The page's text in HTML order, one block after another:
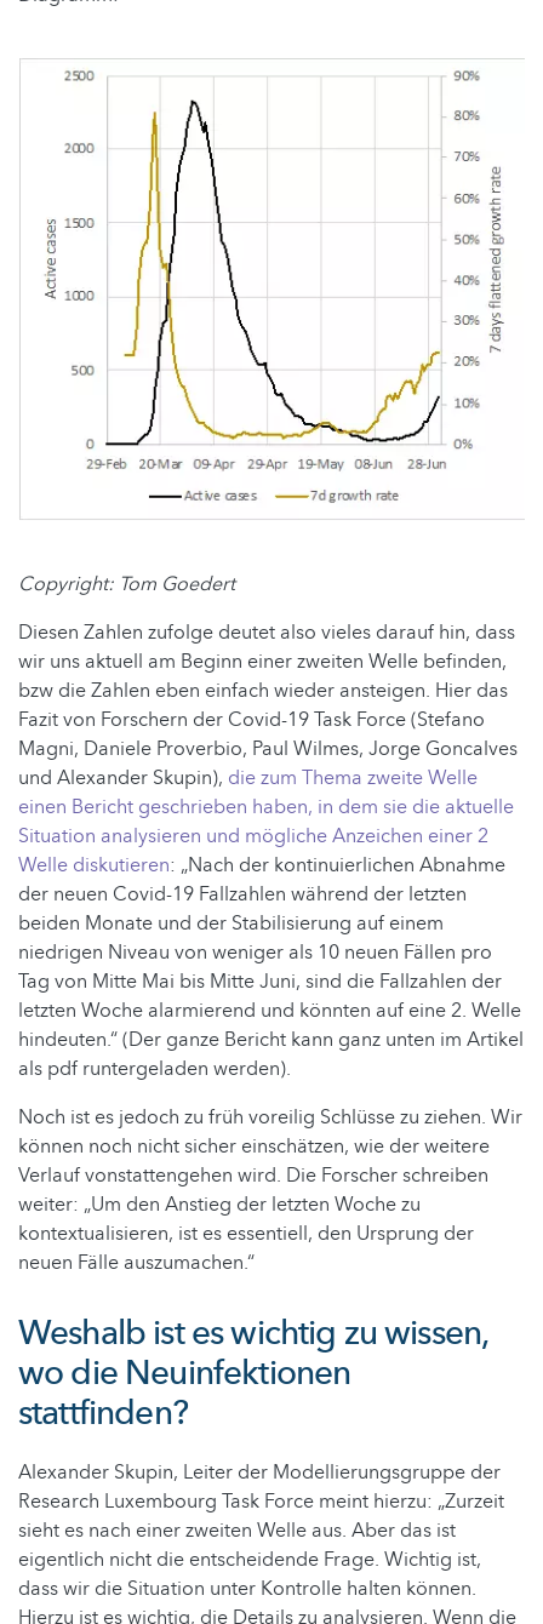
Copyright: Tom Goedert
Diesen Zahlen zufolge deutet also vieles darauf hin, dass
wir uns aktuell am Beginn einer zweiten Welle befinden,
bzw die Zahlen eben einfach wieder ansteigen. Hier das
Fazit von Forschern der Covid-19 Task Force (Stefano
Magni, Daniele Proverbio, Paul Wilmes, Jorge Goncalves
und Alexander Skupin), die zum Thema zweite Welle
einen Bericht geschrieben haben, in dem sie die aktuelle
Situation analysieren und mögliche Anzeichen einer 2
Welle diskutieren: „Nach der kontinuierlichen Abnahme
der neuen Covid-19 Fallzahlen während der letzten
beiden Monate und der Stabilisierung auf einem
niedrigen Niveau von weniger als 10 neuen Fällen pro
Tag von Mitte Mai bis Mitte Juni, sind die Fallzahlen der
letzten Woche alarmierend und könnten auf eine 2. Welle
hindeuten.“ (Der ganze Bericht kann ganz unten im Artikel
als pdf runtergeladen werden).
Noch ist es jedoch zu früh voreilig Schlüsse zu ziehen. Wir
können noch nicht sicher einschätzen, wie der weitere
Verlauf vonstattengehen wird. Die Forscher schreiben
weiter: „Um den Anstieg der letzten Woche zu
kontextualisieren, ist es essentiell, den Ursprung der
neuen Fälle auszumachen.“
Weshalb ist es wichtig zu wissen,
wo die Neuinfektionen
stattfinden?
Alexander Skupin, Leiter der Modellierungsgruppe der
Research Luxembourg Task Force meint hierzu: „Zurzeit
sieht es nach einer zweiten Welle aus. Aber das ist
eigentlich nicht die entscheidende Frage. Wichtig ist,
dass wir die Situation unter Kontrolle halten können.
Hierzu ist es wichtig, die Details zu analysieren. Wenn die